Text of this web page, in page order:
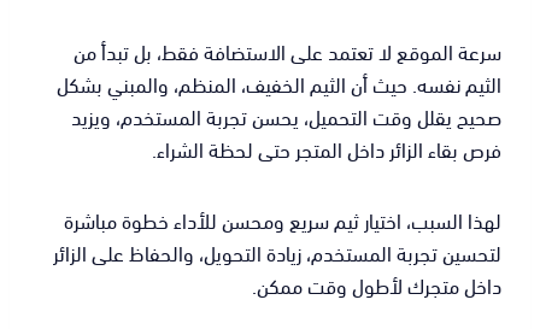
سرعة الموقع لا تعتمد على الاستضافة فقط، بل تبدأ من
الثيم نفسه. حيث أن الثيم الخفيف، المنظم، والمبني بشكل
صحيح يقلل وقت التحميل، يحسن تجربة المستخدم، ويزيد
فرص بقاء الزائر داخل المتجر حتى لحظة الشراء.
لهذا السبب، اختيار ثيم سريع ومحسن للأداء خطوة مباشرة
لتحسين تجربة المستخدم، زيادة التحويل، والحفاظ على الزائر
داخل متجرك لأطول وقت ممكن.